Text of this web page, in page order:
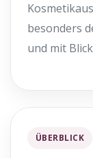
besonders
und mit
ÜBERBLICK